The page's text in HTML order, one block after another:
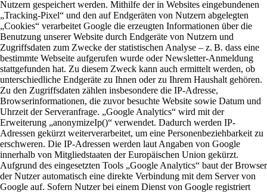
Nutzern gespeichert werden. Mithilfe der in Websites eingebundenen
„Tracking-Pixel“ und den auf Endgeräten von Nutzern abgelegten
„Cookies“ verarbeitet Google die erzeugten Informationen über die
Benutzung unserer Website durch Endgeräte von Nutzern und
Zugriffsdaten zum Zwecke der statistischen Analyse – z. B. dass eine
bestimmte Webseite aufgerufen wurde oder Newsletter-Anmeldung
stattgefunden hat. Zu diesem Zweck kann auch ermittelt werden, ob
unterschiedliche Endgeräte zu Ihnen oder zu Ihrem Haushalt gehören.
Zu den Zugriffsdaten zählen insbesondere die IP-Adresse,
Browserinformationen, die zuvor besuchte Website sowie Datum und
Uhrzeit der Serveranfrage. „Google Analytics“ wird mit der
Erweiterung „anonymizeIp()“ verwendet. Dadurch werden IP-
Adressen gekürzt weiterverarbeitet, um eine Personenbeziehbarkeit zu
erschweren. Die IP-Adressen werden laut Angaben von Google
innerhalb von Mitgliedstaaten der Europäischen Union gekürzt.
Aufgrund des eingesetzten Tools „Google Analytics“ baut der Browser
der Nutzer automatisch eine direkte Verbindung mit dem Server von
Google auf. Sofern Nutzer bei einem Dienst von Google registriert